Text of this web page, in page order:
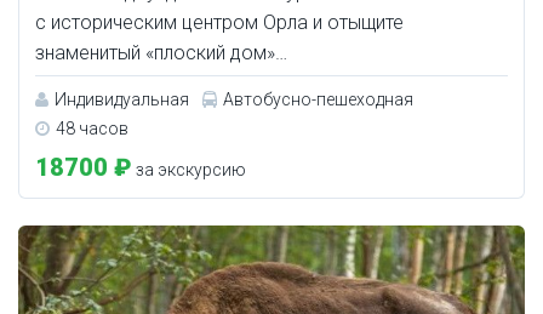
с историческим центром Орла и отыщите
знаменитый «плоский дом»…
Индивидуальная
Автобусно-пешеходная
48 часов
18700 ₽ за экскурсию